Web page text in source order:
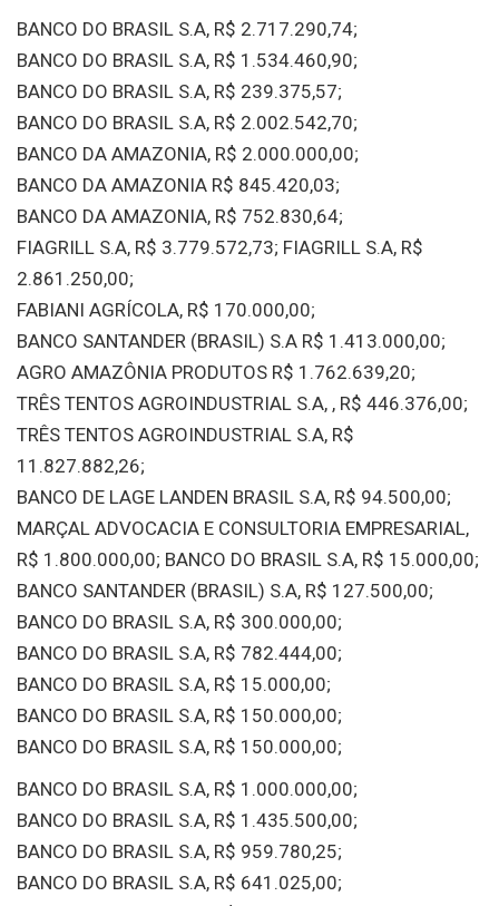
BANCO DO BRASIL S.A, R$ 2.717.290,74;
BANCO DO BRASIL S.A, R$ 1.534.460,90;
BANCO DO BRASIL S.A, R$ 239.375,57;
BANCO DO BRASIL S.A, R$ 2.002.542,70;
BANCO DA AMAZONIA, R$ 2.000.000,00;
BANCO DA AMAZONIA R$ 845.420,03;
BANCO DA AMAZONIA, R$ 752.830,64;
FIAGRILL S.A, R$ 3.779.572,73; FIAGRILL S.A, R$
2.861.250,00;
FABIANI AGRÍCOLA, R$ 170.000,00;
BANCO SANTANDER (BRASIL) S.A R$ 1.413.000,00;
AGRO AMAZÔNIA PRODUTOS R$ 1.762.639,20;
TRÊS TENTOS AGROINDUSTRIAL S.A, , R$ 446.376,00;
TRÊS TENTOS AGROINDUSTRIAL S.A, R$
11.827.882,26;
BANCO DE LAGE LANDEN BRASIL S.A, R$ 94.500,00;
MARÇAL ADVOCACIA E CONSULTORIA EMPRESARIAL,
R$ 1.800.000,00; BANCO DO BRASIL S.A, R$ 15.000,00;
BANCO SANTANDER (BRASIL) S.A, R$ 127.500,00;
BANCO DO BRASIL S.A, R$ 300.000,00;
BANCO DO BRASIL S.A, R$ 782.444,00;
BANCO DO BRASIL S.A, R$ 15.000,00;
BANCO DO BRASIL S.A, R$ 150.000,00;
BANCO DO BRASIL S.A, R$ 150.000,00;
BANCO DO BRASIL S.A, R$ 1.000.000,00;
BANCO DO BRASIL S.A, R$ 1.435.500,00;
BANCO DO BRASIL S.A, R$ 959.780,25;
BANCO DO BRASIL S.A, R$ 641.025,00;